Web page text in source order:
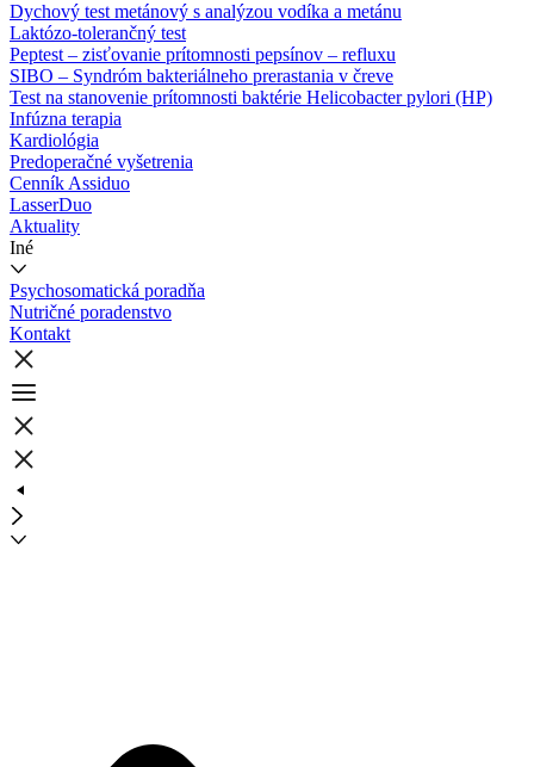
Dychový test metánový s analýzou vodíka a metánu
Laktózo-tolerančný test
Peptest – zisťovanie prítomnosti pepsínov – refluxu
SIBO – Syndróm bakteriálneho prerastania v čreve
Test na stanovenie prítomnosti baktérie Helicobacter pylori (HP)
Infúzna terapia
Kardiológia
Predoperačné vyšetrenia
Cenník Assiduo
LasserDuo
Aktuality
Iné
Psychosomatická poradňa
Nutričné poradenstvo
Kontakt